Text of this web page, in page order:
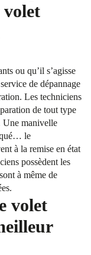
ou qu’il s’agisse
de dépannage
Les techniciens
de tout type
Une manivelle
le
à la remise en état
possèdent les
à même de
volet